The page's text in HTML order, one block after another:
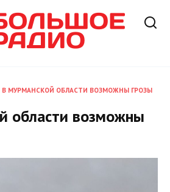
В МУРМАНСКОЙ ОБЛАСТИ ВОЗМОЖНЫ ГРОЗЫ
области возможны